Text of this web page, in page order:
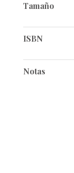
Tamaño
ISBN
Notas